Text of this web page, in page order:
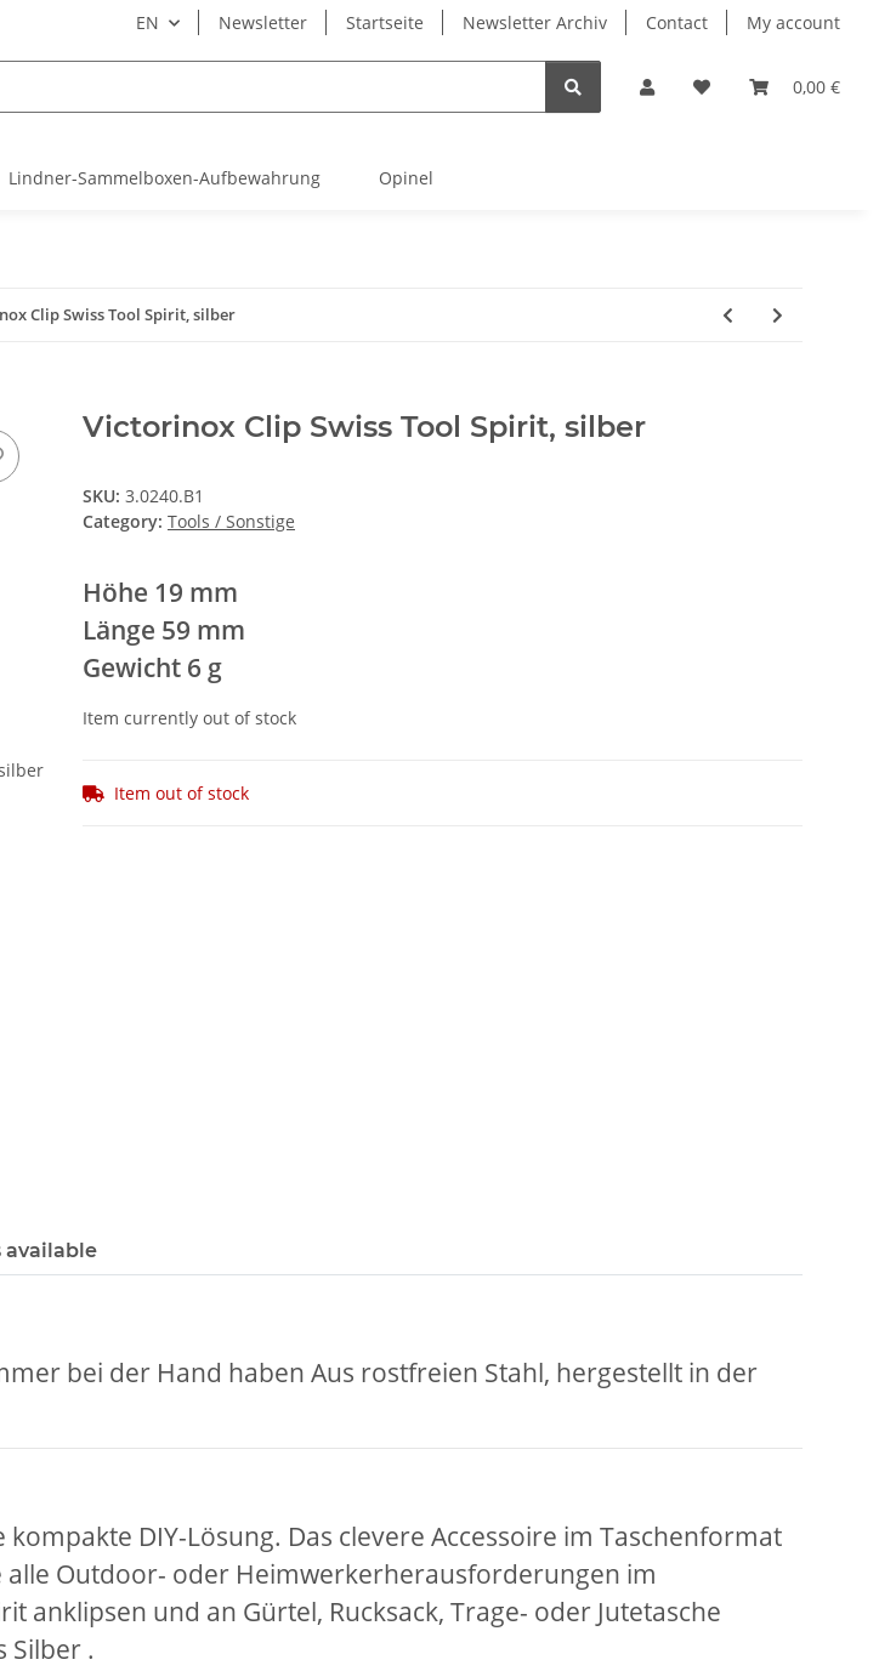
EN Newsletter Startseite Newsletter Archiv Contact My account
0,00 €
Lindner-Sammelboxen-Aufbewahrung Opinel
Clip Swiss Tool Spirit, silber
Victorinox Clip Swiss Tool Spirit, silber
SKU: 3.0240.B1
Category: Tools / Sonstige
Höhe 19 mm
Länge 59 mm
Gewicht 6 g
Item currently out of stock
Item out of stock
available
bei der Hand haben Aus rostfreien Stahl, hergestellt in der
DIY-Lösung. Das clevere Accessoire im Taschenformat
Outdoor- oder Heimwerkerherausforderungen im
anklipsen und an Gürtel, Rucksack, Trage- oder Jutetasche
Silber .